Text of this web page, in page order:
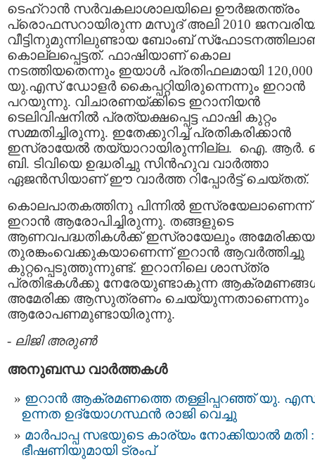
ടെഹ്‌റാന്‍ സര്‍വകലാശാലയിലെ ഊര്‍ജതന്ത്രം
പ്രൊഫസറായിരുന്ന മസൂദ് അലി 2010
വീട്ടിനുമുന്നിലുണ്ടായ ബോംബ്
കൊല്ലപ്പെട്ടത്. ഫാഷിയാണ് കൊല
നടത്തിയതെന്നും ഇയാള്‍ പ്രതിഫലമായി 120,000
യു.എസ് ഡോളര്‍ കൈപ്പറ്റിയിരുന്നെന്നും ഇറാന്‍
പറയുന്നു. വിചാരണയ്ക്കിടെ ഇറാനിയന്‍
ടെലിവിഷനില്‍ പ്രത്യക്ഷപ്പെട്ട ഫാഷി കുറ്റം
സമ്മതിച്ചിരുന്നു. ഇതേക്കുറിച്ച് പ്രതികരിക്കാന്‍
ഇസ്രായേല്‍ തയ്യാറായിരുന്നില്ല. ഐ.
ബി. ടിവിയെ ഉദ്ധരിച്ചു സിന്‍ഹുവ വാര്‍ത്താ
ഏജന്‍സിയാണ് ഈ വാര്‍ത്ത റിപ്പോര്‍ട്ട്‌ ചെയ്തത്.
കൊലപാതകത്തിനു പിന്നില്‍ ഇസ്രയേലാണെന്ന്‌
ഇറാന്‍ ആരോപിച്ചിരുന്നു. തങ്ങളുടെ
ആണവപദ്ധതികള്‍ക്ക് ഇസ്രായേലും
തുരങ്കംവെക്കുകയാണെന്ന് ഇറാന്‍ ആവര്‍ത്തിച്ചു
കുറ്റപ്പെടുത്തുന്നുണ്ട്. ഇറാനിലെ ശാസ്‌ത്ര
പ്രതിഭകള്‍ക്കു നേരേയുണ്ടാകുന്ന
അമേരിക്ക ആസുത്രണം ചെയ്യുന്നതാണെന്നും
ആരോപണമുണ്ടായിരുന്നു.
- ലിജി അരുണ്‍
അനുബന്ധ വാര്‍ത്തകള്‍
ഇറാന്‍ ആക്രമണത്തെ തള്ളിപ്പറഞ്ഞ് യു.
ഉന്നത ഉദ്യോഗസ്ഥൻ രാജി വെച്ചു
മാർപാപ്പ സഭയുടെ കാര്യം നോക്കിയാൽ മതി :
ഭീഷണിയുമായി ട്രംപ്